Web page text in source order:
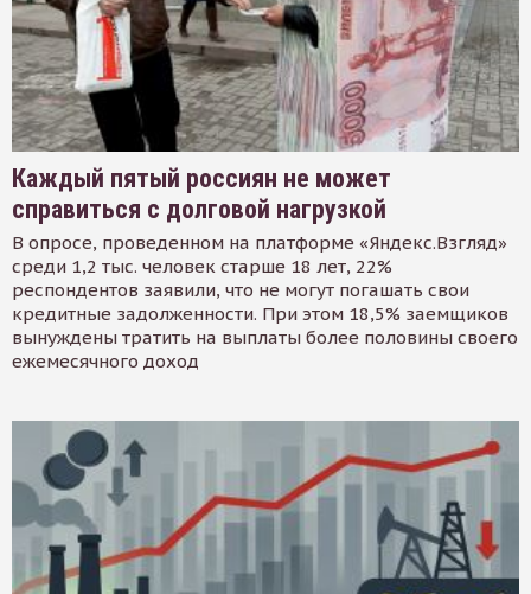
Каждый пятый россиян не может
справиться с долговой нагрузкой
В опросе, проведенном на платформе «Яндекс.Взгляд»
среди 1,2 тыс. человек старше 18 лет, 22%
респондентов заявили, что не могут погашать свои
кредитные задолженности. При этом 18,5% заемщиков
вынуждены тратить на выплаты более половины своего
ежемесячного доход